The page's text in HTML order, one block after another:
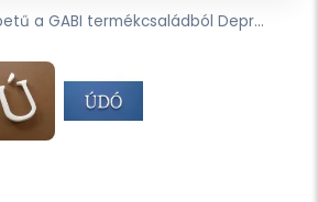
a GABI termékcsaládból Depr...